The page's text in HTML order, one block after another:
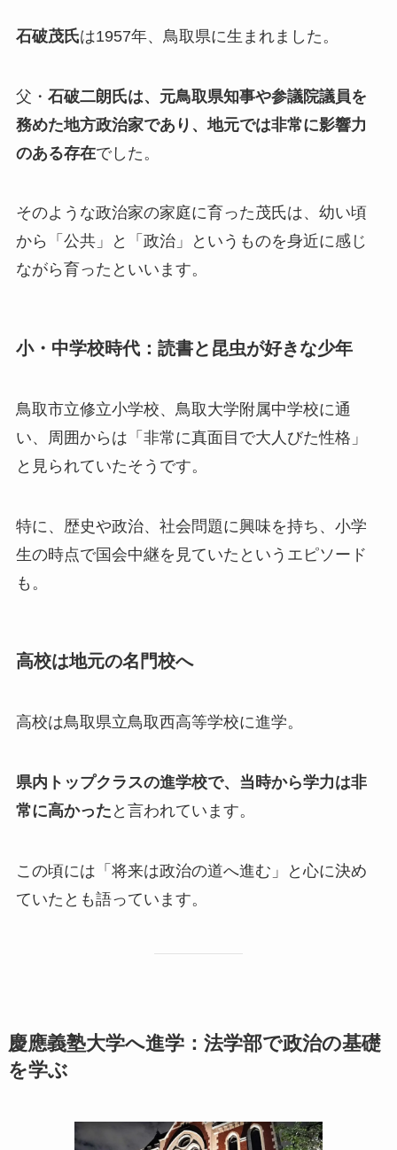
石破茂氏は1957年、鳥取県に生まれました。
父・ 石破二朗氏は、元鳥取県知事や参議院議員を
務めた地方政治家であり、地元では非常に影響力
のある存在でした。
そのような政治家の家庭に育った茂氏は、幼い頃
から「公共」と「政治」というものを身近に感じ
ながら育ったといいます。
小・中学校時代：読書と昆虫が好きな少年
鳥取市立修立小学校、鳥取大学附属中学校に通
い、周囲からは「非常に真面目で大人びた性格」
と見られていたそうです。
特に、歴史や政治、社会問題に興味を持ち、小学
生の時点で国会中継を見ていたというエピソード
も。
高校は地元の名門校へ
高校は鳥取県立鳥取西高等学校に進学。
県内トップクラスの進学校で、当時から学力は非
常に高かった と言われています。
この頃には「将来は政治の道へ進む」と心に決め
ていたとも語っています。
慶應義塾大学へ進学：法学部で政治の基礎
を学ぶ